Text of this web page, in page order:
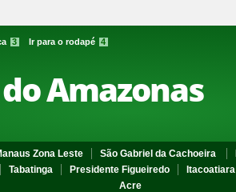
3 Ir para o rodapé 4
Amazonas
Zona Leste São Gabriel da Cachoeira
Tabatinga Presidente Figueiredo Itacoatiara
Acre